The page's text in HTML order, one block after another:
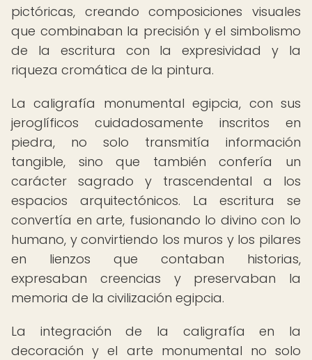
pictóricas, creando composiciones visuales
que combinaban la precisión y el simbolismo
de la escritura con la expresividad y la
riqueza cromática de la pintura.
La caligrafía monumental egipcia, con sus
jeroglíficos cuidadosamente inscritos en
piedra, no solo transmitía información
tangible, sino que también confería un
carácter sagrado y trascendental a los
espacios arquitectónicos. La escritura se
convertía en arte, fusionando lo divino con lo
humano, y convirtiendo los muros y los pilares
en lienzos que contaban historias,
expresaban creencias y preservaban la
memoria de la civilización egipcia.
La integración de la caligrafía en la
decoración y el arte monumental no solo